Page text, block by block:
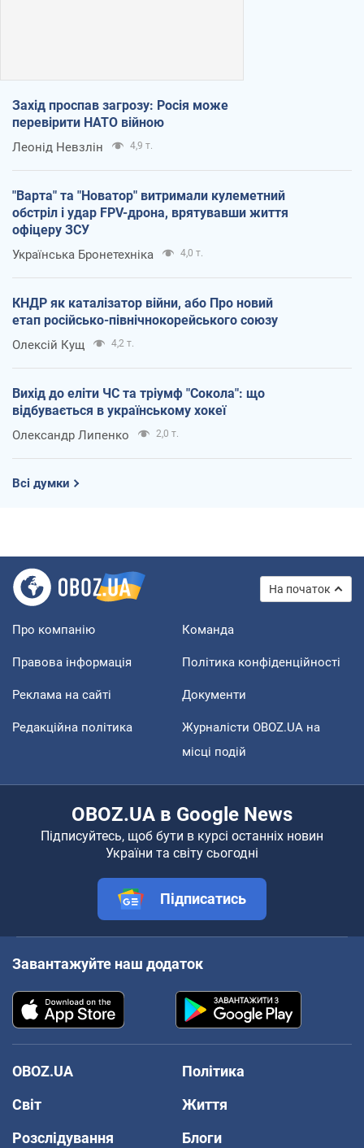
Захід проспав загрозу: Росія може
перевірити НАТО війною
Леонід Невзлін 4,9 т.
"Варта" та "Новатор" витримали кулеметний
обстріл і удар FPV-дрона, врятувавши життя
офіцеру ЗСУ
Українська Бронетехніка 4,0 т.
КНДР як каталізатор війни, або Про новий
етап російсько-північнокорейського союзу
Олексій Кущ 4,2 т.
Вихід до еліти ЧС та тріумф "Сокола": що
відбувається в українському хокеї
Олександр Липенко 2,0 т.
Всі думки
На початок
Про компанію Команда
Правова інформація Політика конфіденційності
Реклама на сайті Документи
Редакційна політика
Журналісти OBOZ.UA на
місці подій
OBOZ.UA в Google News
Підписуйтесь, щоб бути в курсі останніх новин
України та світу сьогодні
Підписатись
Завантажуйте наш додаток
OBOZ.UA
Політика
Світ
Життя
Розслідування
Блоги